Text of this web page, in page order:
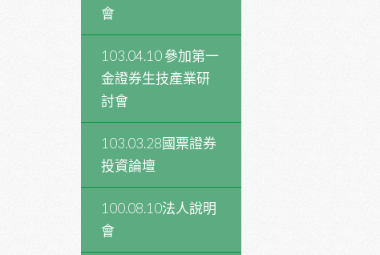
會
103.04.10 參加第一
金證券生技產業研
討會
103.03.28國票證券
投資論壇
100.08.10法人說明
會